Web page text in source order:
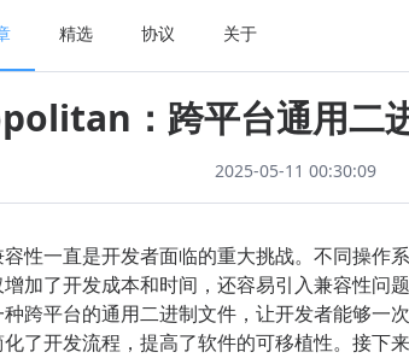
精选 协议 关于
：跨平台通用二
2025-05-11 00:30:09
性一直是开发者面临的重大挑战。不同操作
加了开发成本和时间，还容易引入兼容性
跨平台的通用二进制文件，让开发者能够一
了开发流程，提高了软件的可移植性。接